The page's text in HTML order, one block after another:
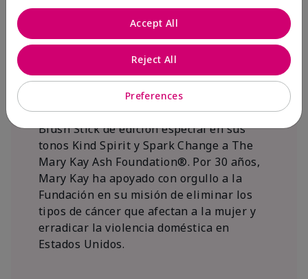
Juntas hacemos la diferencia.
Únete al programa global El rosa cambia
vidas® de Mary Kay y ayuda a cambiar la
vida de mujeres y sus familias en todo el
mundo. En Estados Unidos, del 26 de abril
al 15 de noviembre de 2026, Mary Kay Inc.
donará $1 de cada venta del Mary Kay®
Blush Stick de edición especial en sus
tonos Kind Spirit y Spark Change a The
Mary Kay Ash Foundation®. Por 30 años,
Mary Kay ha apoyado con orgullo a la
Fundación en su misión de eliminar los
tipos de cáncer que afectan a la mujer y
erradicar la violencia doméstica en
Estados Unidos.
Preferences
Reject All
Accept All